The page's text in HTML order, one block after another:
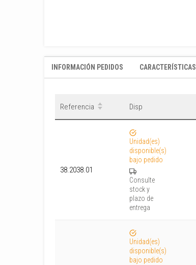
INFORMACIÓN PEDIDOS CARACTERÍSTICAS
Referencia Disp
38.2038.01
Unidad(es)
disponible(s)
bajo pedido
Consulte
stock y
plazo de
entrega
Unidad(es)
disponible(s)
bajo pedido